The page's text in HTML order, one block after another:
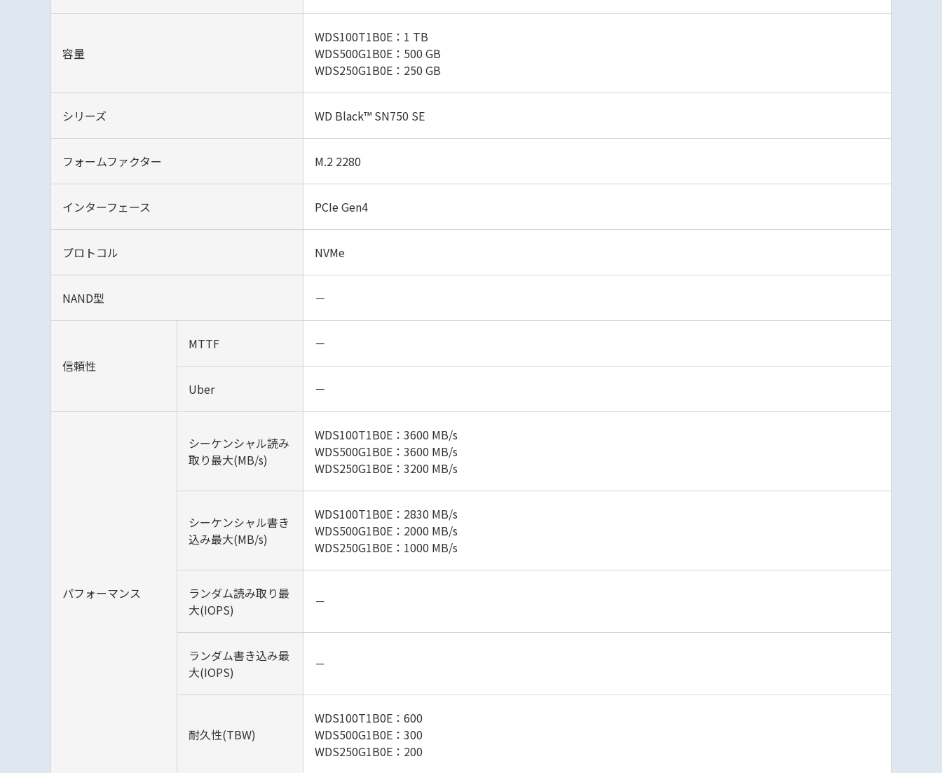
容量
WDS100T1B0E：1 TB
WDS500G1B0E：500 GB
WDS250G1B0E：250 GB
シリーズ WD Black™ SN750 SE
フォームファクター M.2 2280
インターフェース PCIe Gen4
プロトコル NVMe
NAND型 －
信頼性
MTTF －
Uber －
パフォーマンス
シーケンシャル読み
取り最大(MB/s)
WDS100T1B0E：3600 MB/s
WDS500G1B0E：3600 MB/s
WDS250G1B0E：3200 MB/s
シーケンシャル書き
込み最大(MB/s)
WDS100T1B0E：2830 MB/s
WDS500G1B0E：2000 MB/s
WDS250G1B0E：1000 MB/s
ランダム読み取り最
大(IOPS)
－
ランダム書き込み最
大(IOPS)
－
耐久性(TBW)
WDS100T1B0E：600
WDS500G1B0E：300
WDS250G1B0E：200